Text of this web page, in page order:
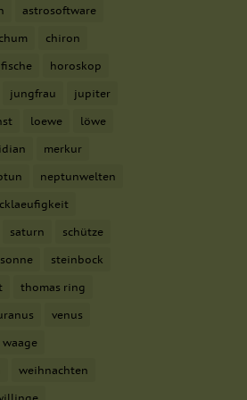
astrosoftware
chiron
fische horoskop
jungfrau jupiter
loewe löwe
merkur
neptunwelten
saturn schütze
sonne steinbock
thomas ring
venus
waage
weihnachten
Medien